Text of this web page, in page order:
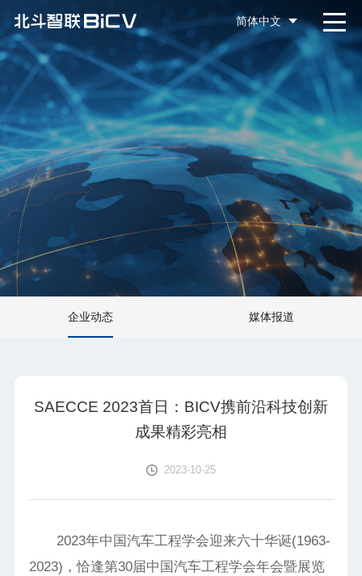
简体中文
企业动态 媒体报道
SAECCE 2023首日：BICV携前沿科技创新
成果精彩亮相
2023-10-25
2023年中国汽车工程学会迎来六十华诞(1963-
2023)，恰逢第30届中国汽车工程学会年会暨展览